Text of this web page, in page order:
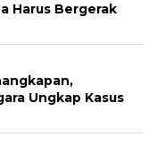
Harus Bergerak
Ungkap Kasus